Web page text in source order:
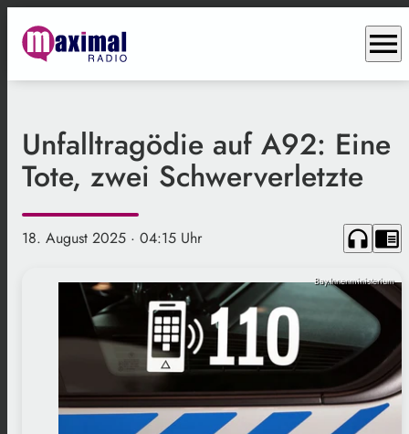
menu
Unfalltragödie auf A92: Eine
Tote, zwei Schwerverletzte
18. August 2025 · 04:15 Uhr headphones chrome_reader_mode
Bay.Innenministerium